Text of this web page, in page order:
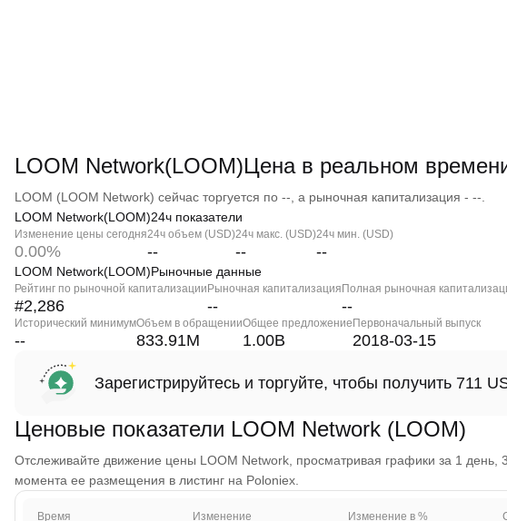
LOOM Network(LOOM)Цена в реальном
LOOM (LOOM Network) сейчас торгуется по --, а рыночная капитализация - --.
LOOM Network(LOOM)24ч показатели
Изменение цены сегодня
0.00%
24ч объем (USD)
--
24ч макс. (USD)
--
24ч мин. (USD)
--
LOOM Network(LOOM)Рыночные данные
Рейтинг по рыночной капитализации
#2,286
Рыночная капитализация
--
Полная рыночная
--
Исторический минимум
--
Объем в обращении
833.91M
Общее предложение
1.00B
Первоначальный выпуск
2018-03-15
Зарегистрируйтесь и торгуйте, чтобы получить 711
Ценовые показатели LOOM Network (LOOM)
Отслеживайте движение цены LOOM Network, просматривая графики за 1 день,
момента ее размещения в листинг на Poloniex.
Время Изменение Изменение в %